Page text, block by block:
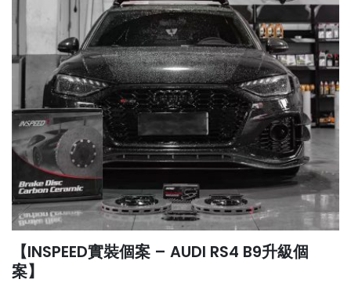
【INSPEED實裝個案 – AUDI RS4 B9升級個
案】